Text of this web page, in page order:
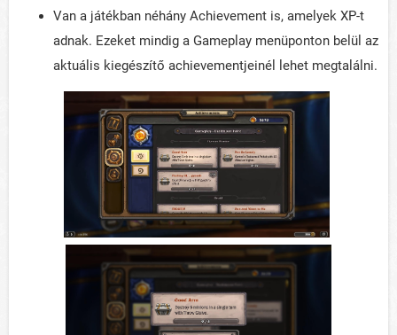
Van a játékban néhány Achievement is, amelyek XP-t
adnak. Ezeket mindig a Gameplay menüponton belül az
aktuális kiegészítő achievementjeinél lehet megtalálni.